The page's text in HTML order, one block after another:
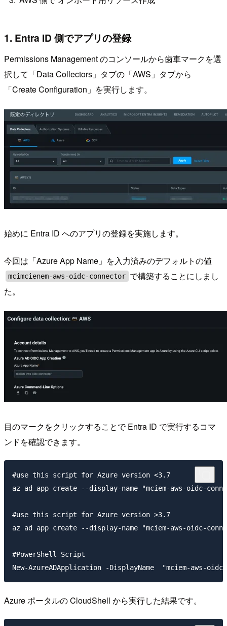
1. Entra ID 側でアプリの登録
Permissions Management のコンソールから歯車マークを選
択して「Data Collectors」タブの「AWS」タブから
「Create Configuration」を実行します。
始めに Entra ID へのアプリの登録を実施します。
今回は「Azure App Name」を入力済みのデフォルトの値
mcimcienem-aws-oidc-connector で構築することにしまし
た。
目のマークをクリックすることで Entra ID で実行するコマ
ンドを確認できます。
#use this script for Azure version <3.7
az ad app create --display-name "mciem-aws-oidc-
#use this script for Azure version >3.7
az ad app create --display-name "mciem-aws-oidc-
#PowerShell Script
Azure ポータルの CloudShell から実行した結果です。